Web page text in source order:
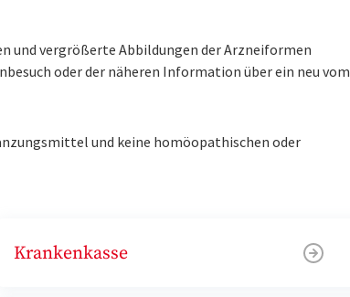
und vergrößerte Abbildungen der Arzneiformen
oder der näheren Information über ein neu vom
und keine homöopathischen oder
Krankenkasse